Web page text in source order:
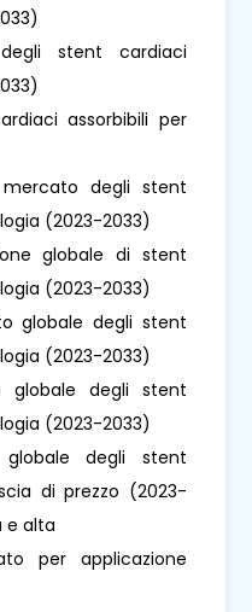
stent cardiaci
assorbibili per
mercato degli stent
(2023-2033)
globale di stent
(2023-2033)
globale degli stent
(2023-2033)
globale degli stent
(2023-2033)
degli stent
di prezzo (2023-
e alta
per applicazione